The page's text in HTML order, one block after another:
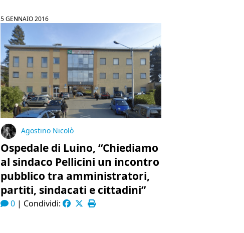
5 GENNAIO 2016
Agostino Nicolò
Ospedale di Luino, “Chiediamo
al sindaco Pellicini un incontro
pubblico tra amministratori,
partiti, sindacati e cittadini”
0| Condividi: